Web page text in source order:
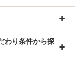
わり条件から探